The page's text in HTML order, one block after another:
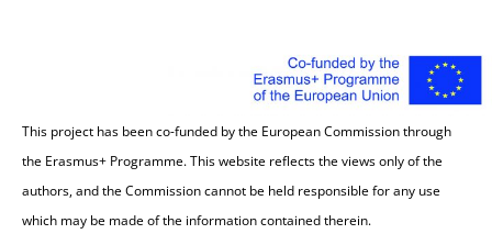
This project has been co-funded by the European Commission through
the Erasmus+ Programme. This website reflects the views only of the
authors, and the Commission cannot be held responsible for any use
which may be made of the information contained therein.